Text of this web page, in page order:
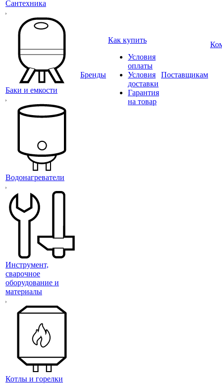
Сантехника
Баки и емкости
Водонагреватели
Инструмент,
сварочное
оборудование и
материалы
Котлы и горелки
Бренды
Как купить
Условия
оплаты
Условия
доставки
Гарантия
на товар
Поставщикам